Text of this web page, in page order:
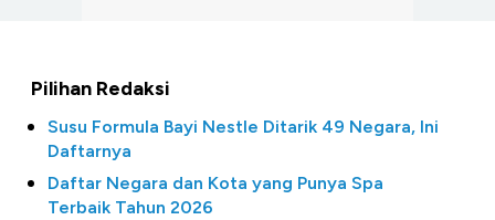
Pilihan Redaksi
Susu Formula Bayi Nestle Ditarik 49 Negara, Ini
Daftarnya
Daftar Negara dan Kota yang Punya Spa
Terbaik Tahun 2026